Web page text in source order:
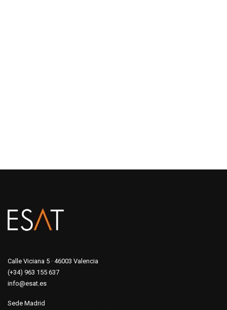
Calle Viciana 5 · 46003 Valencia
(+34) 963 155 637
info@esat.es
Sede Madrid